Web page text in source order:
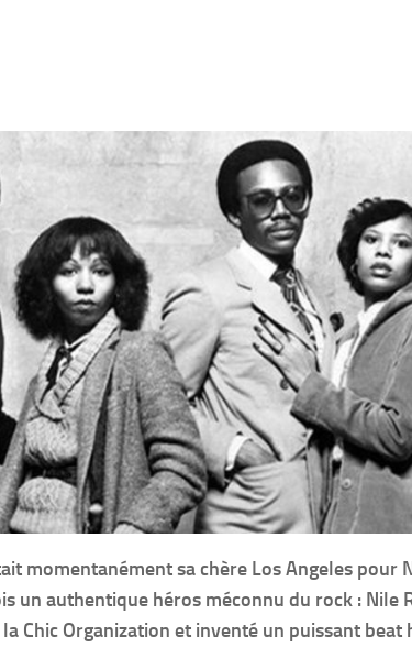
momentanément sa chère Los Angeles
un authentique héros méconnu du rock : Nile
Chic Organization et inventé un puissant